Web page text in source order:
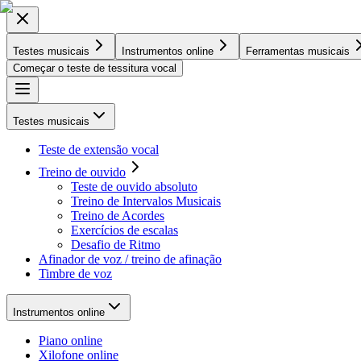
Testes musicais Instrumentos online Ferramentas musicais
Começar o teste de tessitura vocal
Testes musicais
Teste de extensão vocal
Treino de ouvido
Teste de ouvido absoluto
Treino de Intervalos Musicais
Treino de Acordes
Exercícios de escalas
Desafio de Ritmo
Afinador de voz / treino de afinação
Timbre de voz
Instrumentos online
Piano online
Xilofone online